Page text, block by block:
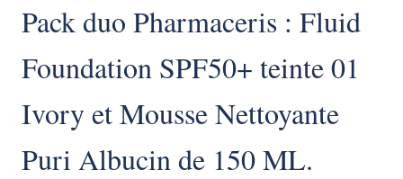
Pack duo Pharmaceris : Fluid
Foundation SPF50+ teinte 01
Ivory et Mousse Nettoyante
Puri Albucin de 150 ML.